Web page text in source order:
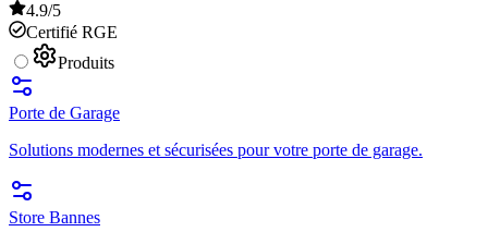
4.9/5
Certifié RGE
Produits
Porte de Garage
Solutions modernes et sécurisées pour votre porte de garage.
Store Bannes